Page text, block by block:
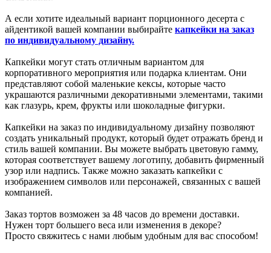
А если хотите идеальный вариант порционного десерта с
айдентикой вашей компании выбирайте капкейки на заказ
по индивидуальному дизайну.
Капкейки могут стать отличным вариантом для
корпоративного мероприятия или подарка клиентам. Они
представляют собой маленькие кексы, которые часто
украшаются различными декоративными элементами, такими
как глазурь, крем, фрукты или шоколадные фигурки.
Капкейки на заказ по индивидуальному дизайну позволяют
создать уникальный продукт, который будет отражать бренд и
стиль вашей компании. Вы можете выбрать цветовую гамму,
которая соответствует вашему логотипу, добавить фирменный
узор или надпись. Также можно заказать капкейки с
изображением символов или персонажей, связанных с вашей
компанией.
Заказ тортов возможен за 48 часов до времени доставки.
Нужен торт большего веса или изменения в декоре?
Просто свяжитесь с нами любым удобным для вас способом!